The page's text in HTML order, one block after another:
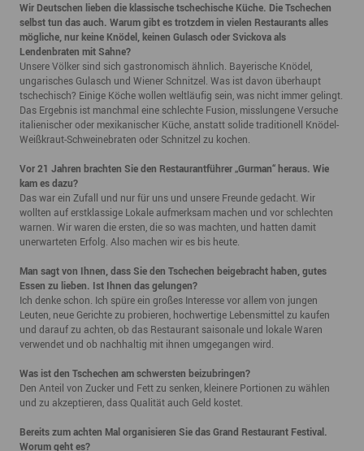
Wir Deutschen lieben die klassische tschechische Küche. Die Tschechen
selbst tun das auch. Warum gibt es trotzdem in vielen Restaurants alles
mögliche, nur keine Knödel, keinen Gulasch oder Svickova als
Lendenbraten mit Sahne?
Unsere Völker sind sich gastronomisch ähnlich. Bayerische Knödel,
ungarisches Gulasch und Wiener Schnitzel. Was ist davon überhaupt
tschechisch? Einige Köche wollen weltläufig sein, was nicht immer gelingt.
Das Ergebnis ist manchmal eine schlechte Fusion, misslungene Versuche
italienischer oder mexikanischer Küche, anstatt solide traditionell Knödel-
Weißkraut-Schweinebraten oder Schnitzel zu kochen.
Vor 21 Jahren brachten Sie den Restaurantführer „Gurman“ heraus. Wie
kam es dazu?
Das war ein Zufall und nur für uns und unsere Freunde gedacht. Wir
wollten auf erstklassige Lokale aufmerksam machen und vor schlechten
warnen. Wir waren die ersten, die so was machten, und hatten damit
unerwarteten Erfolg. Also machen wir es bis heute.
Man sagt von Ihnen, dass Sie den Tschechen beigebracht haben, gutes
Essen zu lieben. Ist Ihnen das gelungen?
Ich denke schon. Ich spüre ein großes Interesse vor allem von jungen
Leuten, neue Gerichte zu probieren, hochwertige Lebensmittel zu kaufen
und darauf zu achten, ob das Restaurant saisonale und lokale Waren
verwendet und ob nachhaltig mit ihnen umgegangen wird.
Was ist den Tschechen am schwersten beizubringen?
Den Anteil von Zucker und Fett zu senken, kleinere Portionen zu wählen
und zu akzeptieren, dass Qualität auch Geld kostet.
Bereits zum achten Mal organisieren Sie das Grand Restaurant Festival.
Worum geht es?